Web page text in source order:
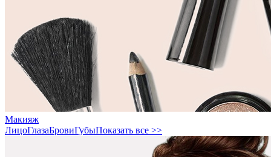
Макияж
ЛицоГлазаБровиГубыПоказать все >>